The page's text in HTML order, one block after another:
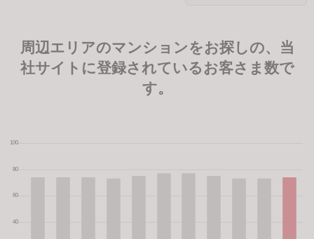
周辺エリアのマンションをお探しの、当
社サイトに登録されているお客さま数で
す。